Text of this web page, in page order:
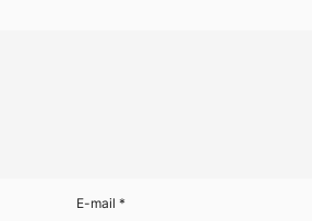
E-mail *